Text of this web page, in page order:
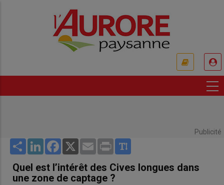
Publicité
Share LinkedInFacebook
X Email Print
Quel est l’intérêt des Cives longues dans
une zone de captage ?